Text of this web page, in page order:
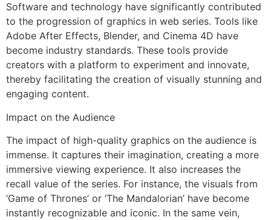
Software and technology have significantly contributed
to the progression of graphics in web series. Tools like
Adobe After Effects, Blender, and Cinema 4D have
become industry standards. These tools provide
creators with a platform to experiment and innovate,
thereby facilitating the creation of visually stunning and
engaging content.
Impact on the Audience
The impact of high-quality graphics on the audience is
immense. It captures their imagination, creating a more
immersive viewing experience. It also increases the
recall value of the series. For instance, the visuals from
‘Game of Thrones’ or ‘The Mandalorian’ have become
instantly recognizable and iconic. In the same vein,